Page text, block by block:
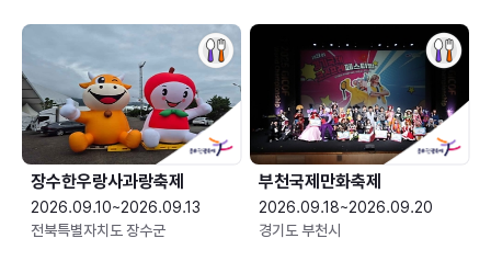
장수한우랑사과랑축제
2026.09.10~2026.09.13
전북특별자치도 장수군
부천국제만화축제
2026.09.18~2026.09.20
경기도 부천시